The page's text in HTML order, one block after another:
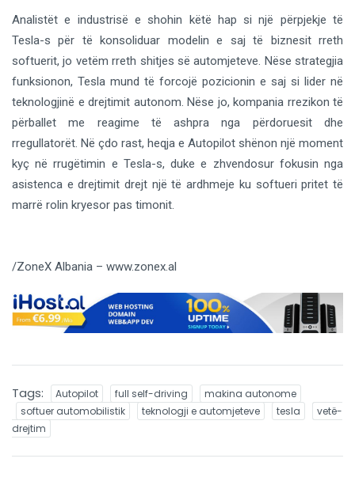
Analistët e industrisë e shohin këtë hap si një përpjekje të
Tesla-s për të konsoliduar modelin e saj të biznesit rreth
softuerit, jo vetëm rreth shitjes së automjeteve. Nëse strategjia
funksionon, Tesla mund të forcojë pozicionin e saj si lider në
teknologjinë e drejtimit autonom. Nëse jo, kompania rrezikon të
përballet me reagime të ashpra nga përdoruesit dhe
rregullatorët. Në çdo rast, heqja e Autopilot shënon një moment
kyç në rrugëtimin e Tesla-s, duke e zhvendosur fokusin nga
asistenca e drejtimit drejt një të ardhmeje ku softueri pritet të
marrë rolin kryesor pas timonit.
/ZoneX Albania – www.zonex.al
Tags: Autopilot full self-driving
makina autonome
softuer automobilistik
teknologji e automjeteve tesla
vetë-
drejtim